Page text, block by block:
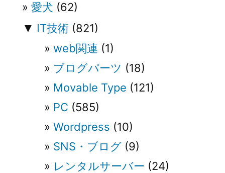
愛犬 (62)
▼ IT技術 (821)
web関連 (1)
ブログパーツ (18)
Movable Type (121)
PC (585)
Wordpress (10)
SNS・ブログ (9)
レンタルサーバー (24)